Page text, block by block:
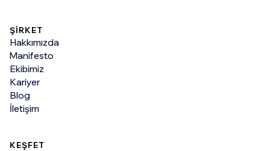
ŞİRKET
Hakkımızda
Manifesto
Ekibimiz
Kariyer
Blog
İletişim
KEŞFET